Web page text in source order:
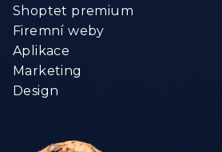
Shoptet premium
Firemní weby
Aplikace
Marketing
Design